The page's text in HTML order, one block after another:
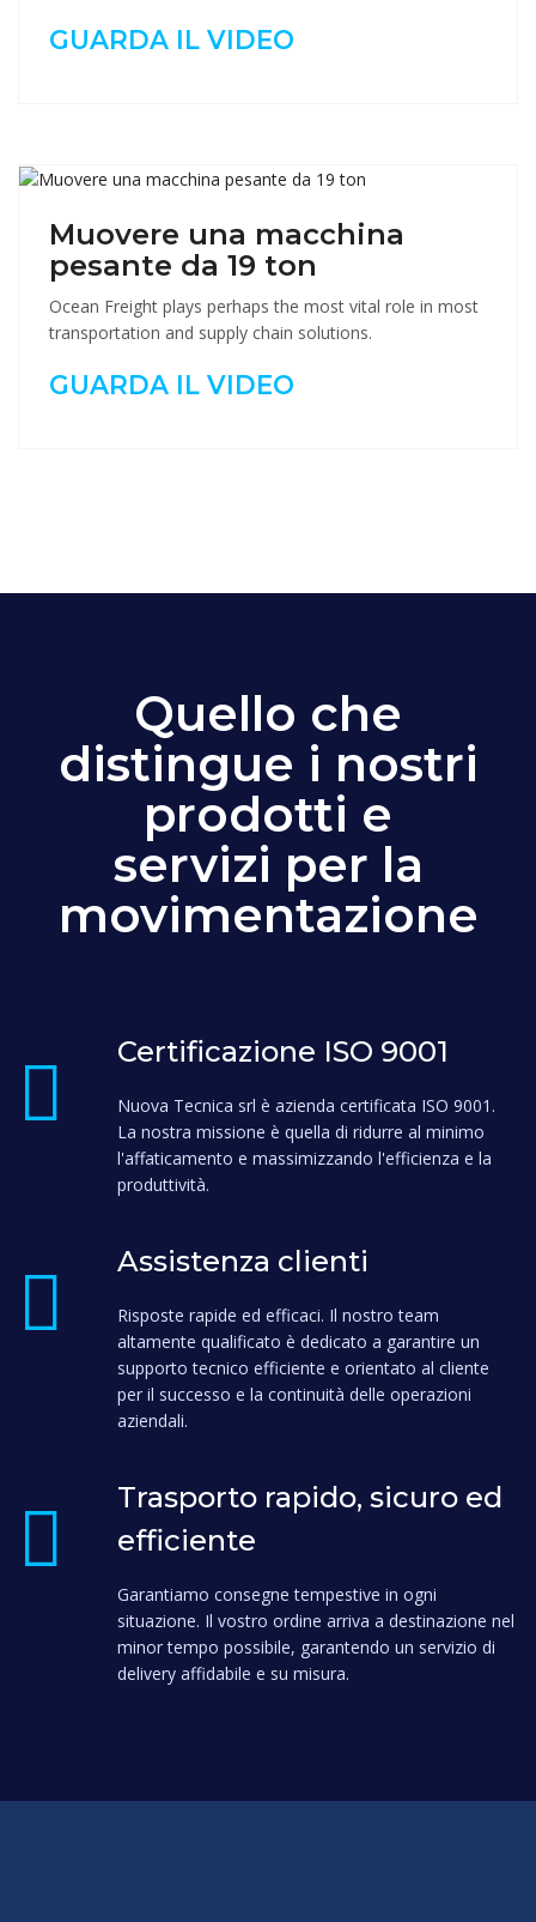
GUARDA IL VIDEO
Muovere una macchina
pesante da 19 ton
Ocean Freight plays perhaps the most vital role in most
transportation and supply chain solutions.
GUARDA IL VIDEO
Quello che
distingue i nostri
prodotti e
servizi per la
movimentazione
Certificazione ISO 9001
Nuova Tecnica srl è azienda certificata ISO 9001.
La nostra missione è quella di ridurre al minimo
l'affaticamento e massimizzando l'efficienza e la
produttività.
Assistenza clienti
Risposte rapide ed efficaci. Il nostro team
altamente qualificato è dedicato a garantire un
supporto tecnico efficiente e orientato al cliente
per il successo e la continuità delle operazioni
aziendali.
Trasporto rapido, sicuro ed
efficiente
Garantiamo consegne tempestive in ogni
situazione. Il vostro ordine arriva a destinazione nel
minor tempo possibile, garantendo un servizio di
delivery affidabile e su misura.